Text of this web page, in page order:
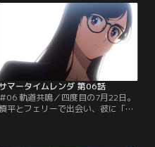
ずの潮との会話に慎平は喜びを隠
せない。「影」を警戒する澪や窓に
見つからないように慎平は潮を隠す
が、妹たちに会いたいと不満げな
潮。その後、窓たちに合流する為ヒ
ルコ様に向かう慎平の前に…。【提
：バンダイチャンネル】
マータイムレンダ 第06話
＃06 軌道共鳴／四度目の7月22日。
平とフェリーで出会い、彼に「南